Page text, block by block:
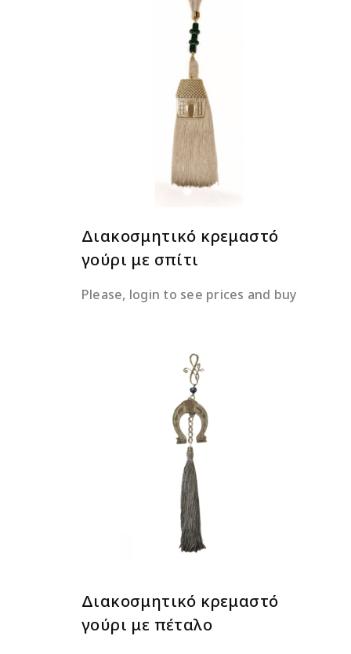
ΔΙΑΒΆΣΤΕ ΠΕΡΙΣΣΌΤΕΡΑ
Διακοσμητικό κρεμαστό
γούρι με σπίτι
Please, login to see prices and buy
ΔΙΑΒΆΣΤΕ ΠΕΡΙΣΣΌΤΕΡΑ
Διακοσμητικό κρεμαστό
γούρι με πέταλο